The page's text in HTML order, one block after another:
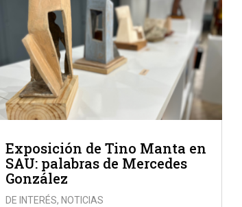
Exposición de Tino Manta en
SAU: palabras de Mercedes
González
DE INTERÉS, NOTICIAS